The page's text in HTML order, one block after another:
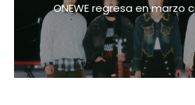
ONEWE regresa en marzo